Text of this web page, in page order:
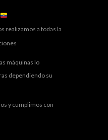
realizamos a todas la
máquinas lo
dependiendo su
y cumplimos con